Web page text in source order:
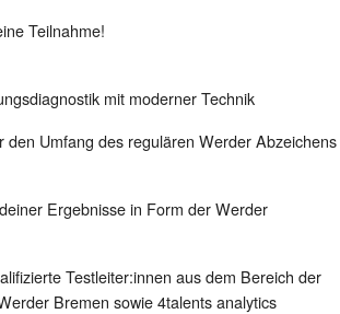
Teilnahme!
mit moderner Technik
den Umfang des regulären Werder Abzeichens
Ergebnisse in Form der Werder
Testleiter:innen aus dem Bereich der
Bremen sowie 4talents analytics